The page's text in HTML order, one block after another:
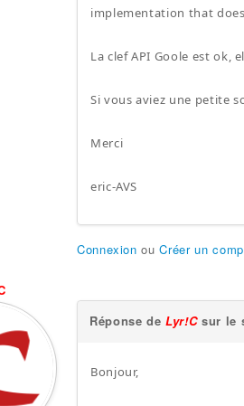
implementation that
La clef API Goole est ok,
Si vous aviez une petite
Merci
eric-AVS
Connexion ouCréer un
Réponse deLyr!Csur le
Bonjour,